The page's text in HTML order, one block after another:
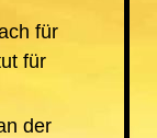
für
für
der